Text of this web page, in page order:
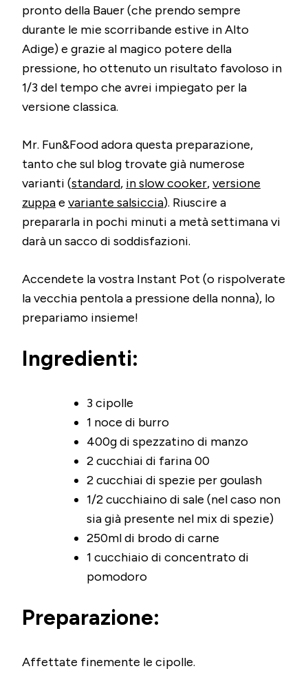
pronto della Bauer (che prendo sempre
durante le mie scorribande estive in Alto
Adige) e grazie al magico potere della
pressione, ho ottenuto un risultato favoloso in
1/3 del tempo che avrei impiegato per la
versione classica.
Mr. Fun&Food adora questa preparazione,
tanto che sul blog trovate già numerose
varianti (standard, in slow cooker,versione
zuppae variante salsiccia). Riuscire a
prepararla in pochi minuti a metà settimana vi
darà un sacco di soddisfazioni.
Accendete la vostra Instant Pot (o rispolverate
la vecchia pentola a pressione della nonna), lo
prepariamo insieme!
Ingredienti:
3 cipolle
1 noce di burro
400g di spezzatino di manzo
2 cucchiai di farina 00
2 cucchiai di spezie per goulash
1/2 cucchiaino di sale (nel caso non
sia già presente nel mix di spezie)
250ml di brodo di carne
1 cucchiaio di concentrato di
pomodoro
Preparazione:
Affettate finemente le cipolle.